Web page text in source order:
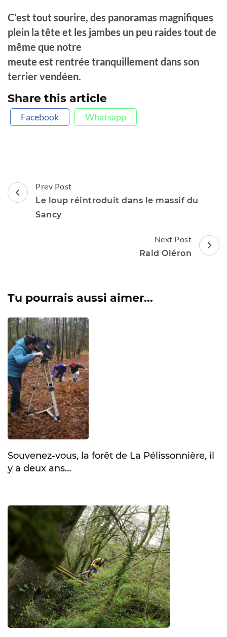
C’est tout sourire, des panoramas magnifiques
plein la tête et les jambes un peu raides tout de
même que notre
meute est rentrée tranquillement dans son
terrier vendéen.
Share this article
Facebook Whatsapp
Post
Navigation
Prev Post
Le loup réintroduit dans le massif du
Sancy
Next Post
Raid Oléron
Tu pourrais aussi aimer...
Souvenez-vous, la forêt de La Pélissonnière, il
y a deux ans…